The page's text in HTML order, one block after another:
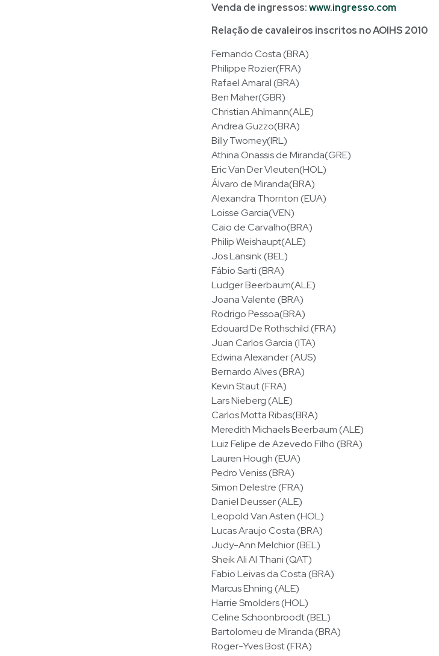
Venda de ingressos:www.ingresso.com
Relação de cavaleiros inscritos no AOIHS 2010
Fernando Costa (BRA)
Philippe Rozier(FRA)
Rafael Amaral (BRA)
Ben Maher(GBR)
Christian Ahlmann(ALE)
Andrea Guzzo(BRA)
Billy Twomey(IRL)
Athina Onassis de Miranda(GRE)
Eric Van Der Vleuten(HOL)
Álvaro de Miranda(BRA)
Alexandra Thornton (EUA)
Loisse Garcia(VEN)
Caio de Carvalho(BRA)
Philip Weishaupt(ALE)
Jos Lansink (BEL)
Fábio Sarti (BRA)
Ludger Beerbaum(ALE)
Joana Valente (BRA)
Rodrigo Pessoa(BRA)
Edouard De Rothschild (FRA)
Juan Carlos Garcia (ITA)
Edwina Alexander (AUS)
Bernardo Alves (BRA)
Kevin Staut (FRA)
Lars Nieberg (ALE)
Carlos Motta Ribas(BRA)
Meredith Michaels Beerbaum (ALE)
Luiz Felipe de Azevedo Filho (BRA)
Lauren Hough (EUA)
Pedro Veniss (BRA)
Simon Delestre (FRA)
Daniel Deusser (ALE)
Leopold Van Asten (HOL)
Lucas Araujo Costa (BRA)
Judy-Ann Melchior (BEL)
Sheik Ali Al Thani (QAT)
Fabio Leivas da Costa (BRA)
Marcus Ehning (ALE)
Harrie Smolders (HOL)
Celine Schoonbroodt (BEL)
Bartolomeu de Miranda (BRA)
Roger-Yves Bost (FRA)